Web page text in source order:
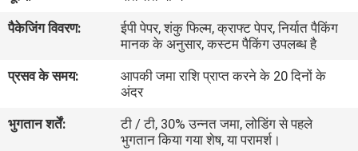
कारखाना
भ्रमण
गुणवत्ता
नियंत्रण
पैकेजिंग विवरण:
ईपी पेपर, शंकु फिल्म, क्राफ्ट पेपर, निर्यात पैकिंग
मानक के अनुसार, कस्टम पैकिंग उपलब्ध है
प्रसव के समय:
आपकी जमा राशि प्राप्त करने के 20 दिनों के
अंदर
भुगतान शर्तें:
टी / टी, 30% उन्नत जमा, लोडिंग से पहले
भुगतान किया गया शेष, या परामर्श।